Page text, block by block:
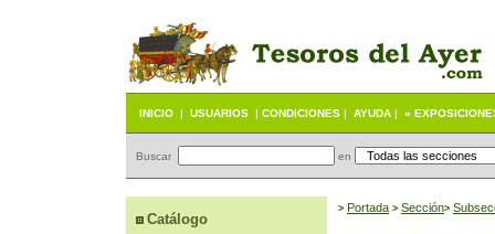
INICIO | USUARIOS | CONDICIONES | AYUDA | «
Buscar en
Catálogo
> Portada > Sección>